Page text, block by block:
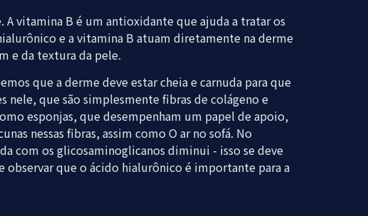
vitamina B é um antioxidante que ajuda a tratar os
e a vitamina B atuam diretamente na derme
e da textura da pele.
que a derme deve estar cheia e carnuda para que
que são simplesmente fibras de colágeno e
esponjas, que desempenham um papel de apoio,
nessas fibras, assim como O ar no sofá. No
com os glicosaminoglicanos diminui - isso se deve
que o ácido hialurônico é importante para a